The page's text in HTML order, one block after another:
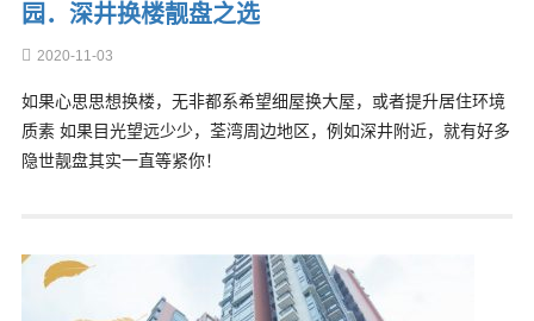
园．深井换楼靓盘之选
2020-11-03
如果心思思想换楼，无非都系希望细屋换大屋，或者提升居住环境
质素 如果目光望远少少，荃湾周边地区，例如深井附近，就有好多
隐世靓盘其实一直等紧你！